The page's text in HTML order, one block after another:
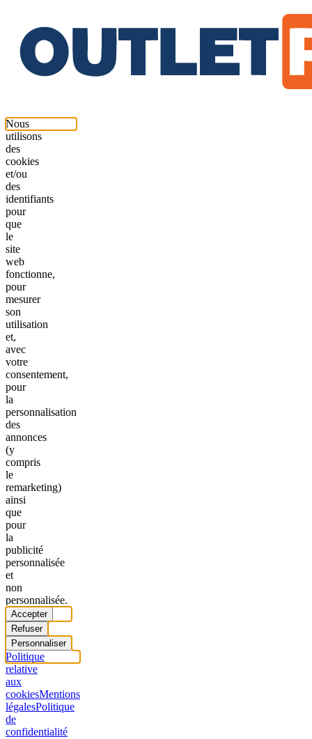
Nous
utilisons
des
cookies
et/ou
des
identifiants
pour
que
le
site
web
fonctionne,
pour
mesurer
son
utilisation
et,
avec
votre
consentement,
pour
la
personnalisation
des
annonces
(y
compris
le
remarketing)
ainsi
que
pour
la
publicité
personnalisée
et
non
personnalisée.
Accepter
Refuser
Personnaliser
Politique
relative
aux
cookiesMentions
légalesPolitique
de
confidentialité